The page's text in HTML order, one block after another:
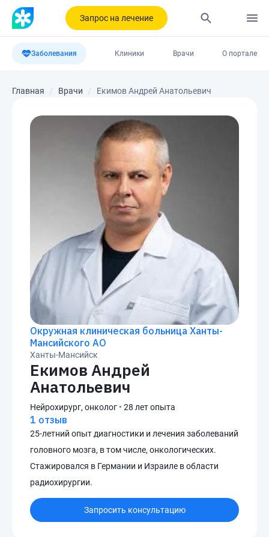
Запрос на лечение
Заболевания Клиники Врачи О портале
Главная Врачи Екимов Андрей Анатольевич
Окружная клиническая больница Ханты-
Мансийского АО
Ханты-Мансийск
Екимов Андрей
Анатольевич
Нейрохирург, онколог • 28 лет опыта
1 отзыв
25-летний опыт диагностики и лечения заболеваний
головного мозга, в том числе, онкологических.
Стажировался в Германии и Израиле в области
радиохирургии.
Запросить консультацию